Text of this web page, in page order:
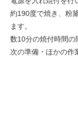
約190度で焼き、粉
ます。
数10分の焼付時間
次の準備・ほかの作